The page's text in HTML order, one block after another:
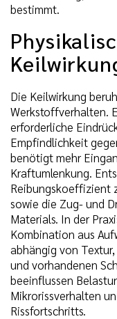
bestimmt.
Die Keilwirkung
Werkstoffverhalten.
erforderliche
Empfindlichkeit
benötigt mehr
Kraftumlenkung.
Reibungskoeffizient
sowie die Zug- und
Materials. In der
Kombination aus
abhängig von
und vorhandenen
beeinflussen
Mikrorissverhalten
Rissfortschritts.